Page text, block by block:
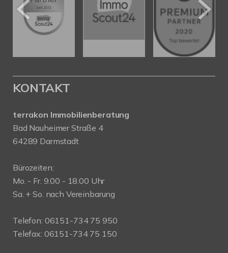
KONTAKT
terrakon Immobilienberatung
Bad Nauheimer Straße 4
64289 Darmstadt
Bürozeiten:
Mo. - Fr. 9.00 - 18.00 Uhr
Sa. + So. nach Vereinbarung
Telefon: 06151-734 75 950
Telefax: 06151-734 75 150